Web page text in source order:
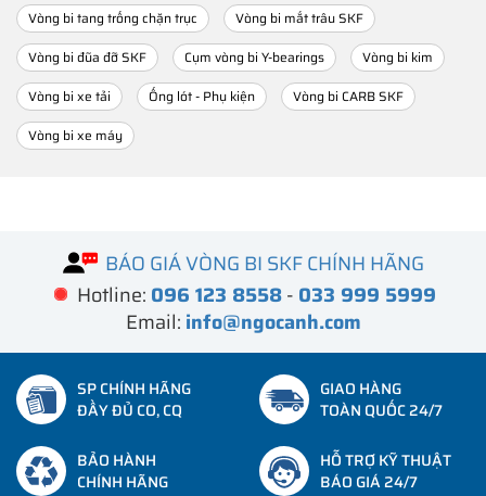
Vòng bi tang trống chặn trục
Vòng bi mắt trâu SKF
Vòng bi đũa đỡ SKF
Cụm vòng bi Y-bearings
Vòng bi kim
Vòng bi xe tải
Ống lót - Phụ kiện
Vòng bi CARB SKF
Vòng bi xe máy
BÁO GIÁ VÒNG BI SKF CHÍNH HÃNG
Hotline: 096 123 8558- 033 999 5999
Email: info@ngocanh.com
SP CHÍNH HÃNG
ĐẦY ĐỦ CO, CQ
GIAO HÀNG
TOÀN QUỐC 24/7
BẢO HÀNH
CHÍNH HÃNG
HỖ TRỢ KỸ THUẬT
BÁO GIÁ 24/7